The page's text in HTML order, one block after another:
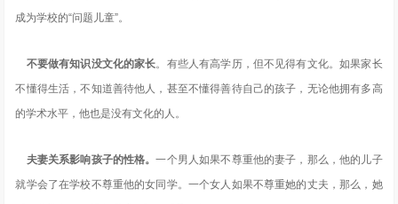
成为学校的“问题儿童”。 ‍‍
不要做有知识没文化的家长。有些人有高学历，但不见得有文化。如果家长
不懂得生活，不知道善待他人，甚至不懂得善待自己的孩子，无论他拥有多高
的学术水平，他也是没有文化的人。‍‍
夫妻关系影响孩子的性格。一个男人如果不尊重他的妻子，那么，他的儿子
就学会了在学校不尊重他的女同学。一个女人如果不尊重她的丈夫，那么，她